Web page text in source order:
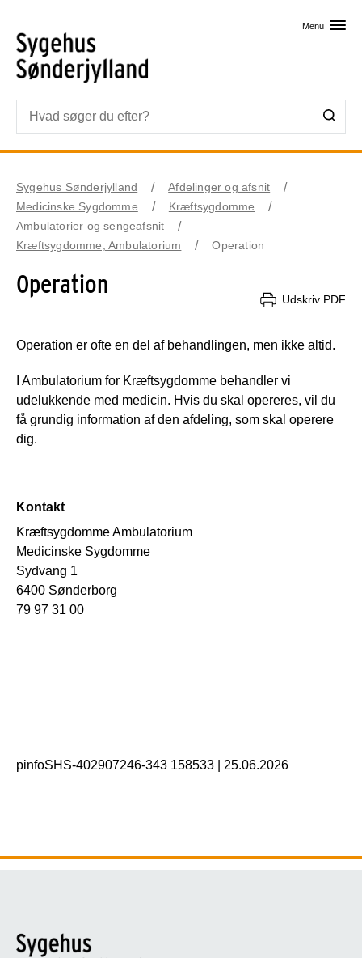
Menu
Sygehus Sønderjylland
Afdelinger og afsnit
Medicinske Sygdomme
Kræftsygdomme
Ambulatorier og sengeafsnit
Kræftsygdomme, Ambulatorium
Operation
Operation
Udskriv PDF
Operation er ofte en del af behandlingen, men ikke altid.
I Ambulatorium for Kræftsygdomme behandler vi
udelukkende med medicin. Hvis du skal opereres, vil du
få grundig information af den afdeling, som skal operere
dig.
Kontakt
Kræftsygdomme Ambulatorium
Medicinske Sygdomme
Sydvang 1
6400 Sønderborg
79 97 31 00
pinfoSHS-402907246-343 158533 25.06.2026